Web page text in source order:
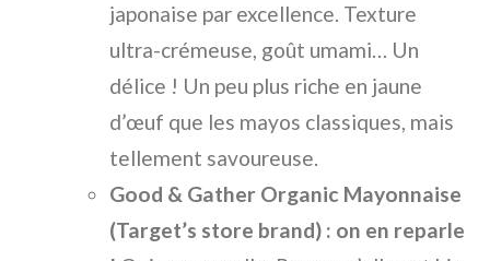
japonaise par excellence. Texture
ultra-crémeuse, goût umami… Un
délice ! Un peu plus riche en jaune
d’œuf que les mayos classiques, mais
tellement savoureuse.
Good & Gather Organic Mayonnaise
(Target’s store brand) : on en reparle